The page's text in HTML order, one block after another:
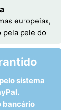
europeias,
pela pele do
sistema
bancário